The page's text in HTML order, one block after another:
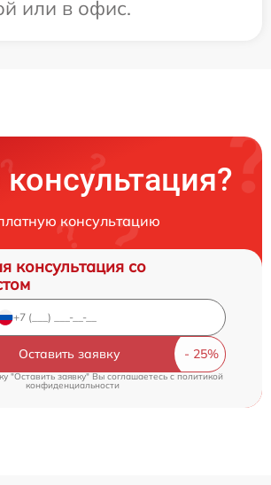
или в офис.
консультацию
консультация со
Оставить заявку
"Оставить заявку" Вы соглашаетесь cполитикой
конфиденциальности